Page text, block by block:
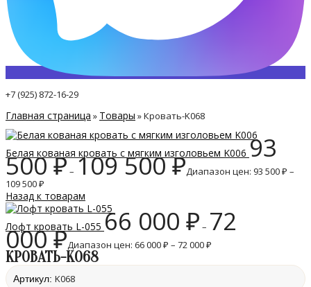
+7 (925) 872-16-29
Главная страница » Товары »Кровать-K068
Белая кованая кровать с мягким изголовьем K006 93
500₽– 109 500₽Диапазон цен: 93 500 ₽ –
109 500 ₽
Назад к товарам
Лофт кровать L-055 66 000 ₽ – 72
000₽Диапазон цен: 66 000 ₽ – 72 000 ₽
КРОВАТЬ-K068
Артикул: K068